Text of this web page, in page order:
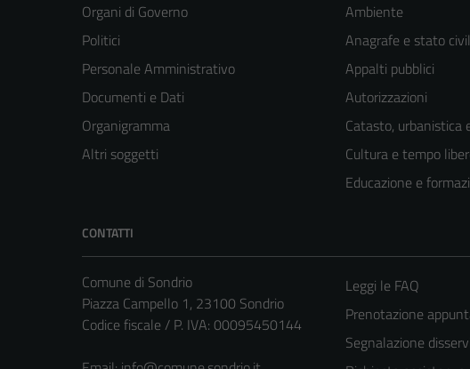
Organi di Governo
Politici
Personale Amministrativo
Documenti e Dati
Organigramma
Altri soggetti
Ambiente
Anagrafe e stato
Appalti pubblici
Autorizzazioni
Catasto, urbanistica
Cultura e tempo
Educazione e
CONTATTI
Comune di Sondrio
Piazza Campello 1, 23100 Sondrio
Codice fiscale / P. IVA: 00095450144
Leggi le FAQ
Prenotazione
Segnalazione